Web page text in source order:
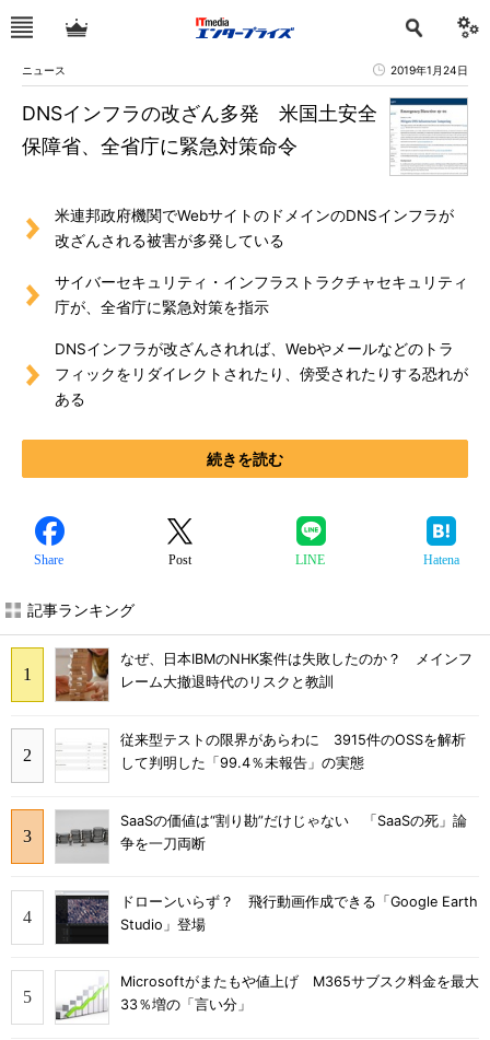
ニュース 2019年1月24日
DNSインフラの改ざん多発 米国土安全
保障省、全省庁に緊急対策命令
米連邦政府機関でWebサイトのドメインのDNSインフラが
改ざんされる被害が多発している
サイバーセキュリティ・インフラストラクチャセキュリティ
庁が、全省庁に緊急対策を指示
DNSインフラが改ざんされれば、Webやメールなどのトラ
フィックをリダイレクトされたり、傍受されたりする恐れが
ある
続きを読む
Share Post LINE Hatena
記事ランキング
なぜ、日本IBMのNHK案件は失敗したのか？ メインフ
レーム大撤退時代のリスクと教訓
従来型テストの限界があらわに 3915件のOSSを解析
して判明した「99.4％未報告」の実態
SaaSの価値は“割り勘”だけじゃない 「SaaSの死」論
争を一刀両断
ドローンいらず？ 飛行動画作成できる「Google Earth
Studio」登場
Microsoftがまたもや値上げ M365サブスク料金を最大
33％増の「言い分」